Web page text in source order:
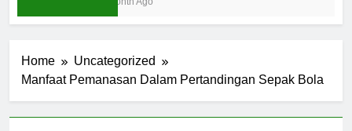
Home
Uncategorized
Manfaat Pemanasan Dalam Pertandingan Sepak Bola